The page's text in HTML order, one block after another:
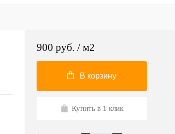
900 руб. / м2
В корзину
Купить в 1 клик